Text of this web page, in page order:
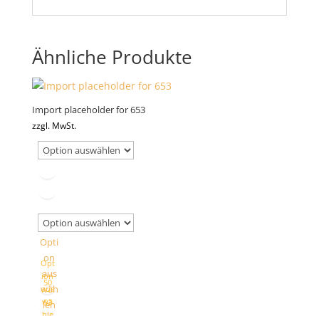
Ähnliche Produkte
Import placeholder for 653
zzgl. MwSt.
Opti
on
aus
wäh
len
Opt
ion
aus
wä
50
53